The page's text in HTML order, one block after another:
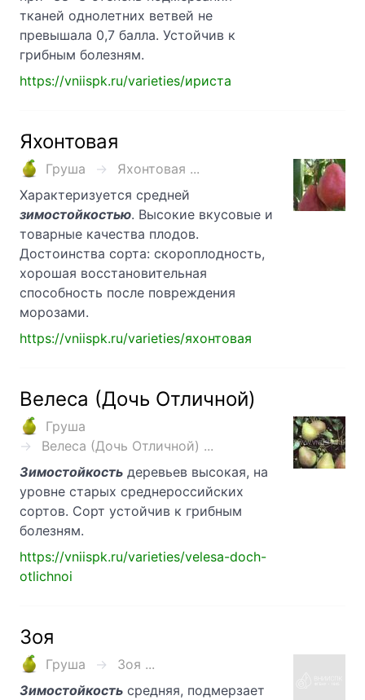
тканей однолетних ветвей не
превышала 0,7 балла. Устойчив к
грибным болезням.
https://vniispk.ru/varieties/ириста
Яхонтовая
Груша
Яхонтовая ...
Характеризуется средней
зимостойкостью. Высокие вкусовые и
товарные качества плодов.
Достоинства сорта: скороплодность,
хорошая восстановительная
способность после повреждения
морозами.
https://vniispk.ru/varieties/яхонтовая
Велеса (Дочь Отличной)
Груша
Велеса (Дочь Отличной) ...
Зимостойкость деревьев высокая, на
уровне старых среднероссийских
сортов. Сорт устойчив к грибным
болезням.
https://vniispk.ru/varieties/velesa-doch-
otlichnoi
Зоя
Груша
Зоя ...
Зимостойкость средняя, подмерзает